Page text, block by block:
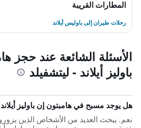
المطارات القريبة
رحلات طيران إلى باوليس أيلاند
الأسئلة الشائعة عند حجز
باوليز أيلاند - ليتشفيلد
هل يوجد مسبح في هامبتون إن باوليز
نعم. يبحث العديد من الأشخاص الذين